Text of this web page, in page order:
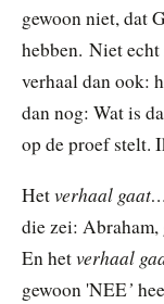
gewoon niet, dat
hebben. Niet
verhaal dan ook:
dan nog: Wat is
op de proef stelt.
Hetverhaal gaat…
die zei:
En hetverhaal
gewoon 'NEE’